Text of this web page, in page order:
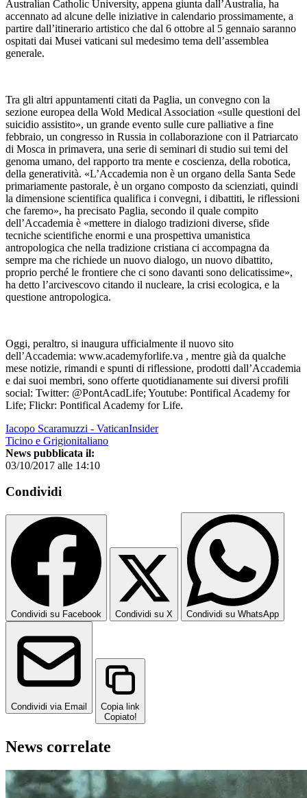
Australian Catholic University, appena giunta dall’Australia, ha
accennato ad alcune delle iniziative in calendario prossimamente, a
partire dall’itinerario artistico che dal 6 ottobre al 5 gennaio saranno
ospitati dai Musei vaticani sul medesimo tema dell’assemblea
generale.
Tra gli altri appuntamenti citati da Paglia, un convegno con la
sezione europea della Wold Medical Association «sulle questioni del
suicidio assistito», un grande evento sulle cure palliative a fine
febbraio, un congresso in Russia in collaborazione con il Patriarcato
di Mosca in primavera, una serie di seminari di studio sui temi del
genoma umano, del rapporto tra mente e coscienza, della robotica,
della generatività. «L’Accademia non è un organo della Santa Sede
primariamente pastorale, è un organo composto da scienziati, quindi
la dimensione scientifica qualifica i convegni, i dibattiti, le riflessioni
che faremo», ha precisato Paglia, secondo il quale compito
dell’Accademia è «mettere in dialogo tradizioni diverse, sfide
tecniche scientifiche enormi e una prospettiva umanistica
antropologica che nella tradizione cristiana ci accompagna da
sempre ma che richiede un nuovo dialogo, un nuovo dibattito,
proprio perché le frontiere che ci sono davanti sono delicatissime»,
ha detto l’arcivescovo citando il nucleare, la crisi ecologica, e la
questione antropologica.
Oggi, peraltro, si inaugura ufficialmente il nuovo sito
dell’Accademia: www.academyforlife.va , mentre già da qualche
mese notizie, rimandi e spunti di riflessione, prodotti dall’Accademia
e dai suoi membri, sono offerte quotidianamente sui diversi profili
social: Twitter: @PontAcadLife; Youtube: Pontifical Academy for
Life; Flickr: Pontifical Academy for Life.
Iacopo Scaramuzzi - VaticanInsider
Ticino e Grigionitaliano
News pubblicata il:
03/10/2017 alle 14:10
Condividi
Condividi su Facebook Condividi su X Condividi su WhatsApp
Condividi via Email
Copia link
Copiato!
News correlate